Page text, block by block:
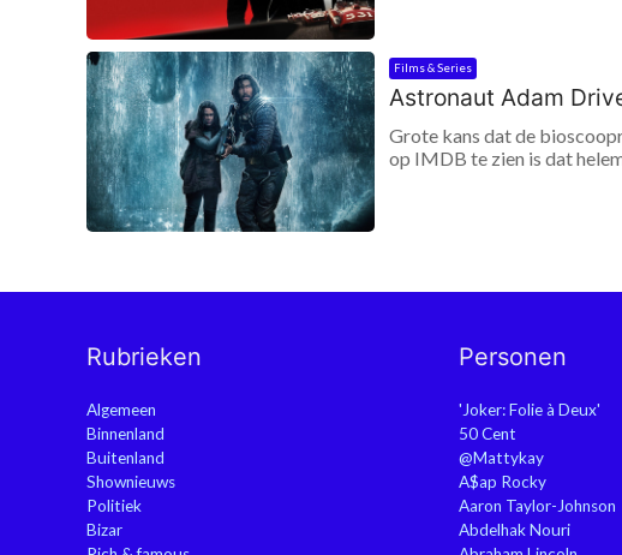
Films & Series
Astronaut Adam
Grote kans dat de
op IMDB te zien is dat
Rubrieken
Algemeen
Binnenland
Buitenland
Shownieuws
Politiek
Bizar
Personen
'Joker: Folie à Deux'
50 Cent
@Mattykay
A$ap Rocky
Aaron Taylor-Johnson
Abdelhak Nouri